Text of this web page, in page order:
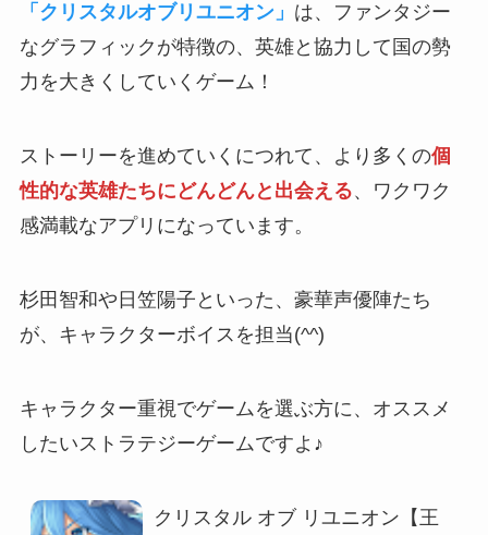
「クリスタルオブリユニオン」 は、ファンタジー
なグラフィックが特徴の、英雄と協力して国の勢
力を大きくしていくゲーム！
ストーリーを進めていくにつれて、より多くの個
性的な英雄たちにどんどんと出会える、ワクワク
感満載なアプリになっています。
杉田智和や日笠陽子といった、豪華声優陣たち
が、キャラクターボイスを担当(^^)
キャラクター重視でゲームを選ぶ方に、オススメ
したい ストラテジーゲームですよ♪
クリスタル オブ リユニオン【王